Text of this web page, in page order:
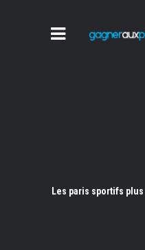
Les paris sportifs